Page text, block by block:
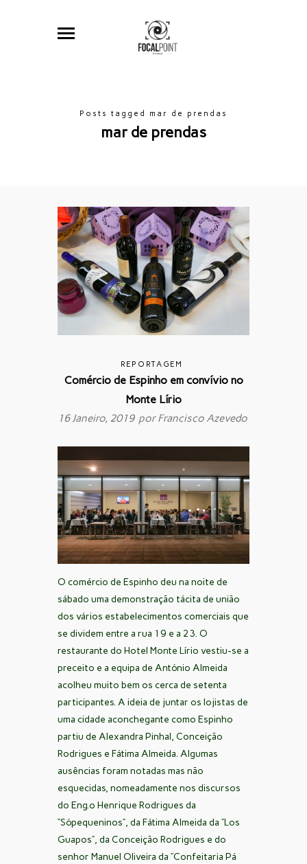
Posts tagged mar de prendas
mar de prendas
REPORTAGEM
Comércio de Espinho em convívio no
Monte Lírio
16 Janeiro, 2019 porFrancisco Azevedo
O comércio de Espinho deu na noite de
sábado uma demonstração tácita de união
dos vários estabelecimentos comerciais que
se dividem entre a rua 19 e a 23. O
restaurante do Hotel Monte Lírio vestiu-se a
preceito e a equipa de António Almeida
acolheu muito bem os cerca de setenta
participantes. A ideia de juntar os lojistas de
uma cidade aconchegante como Espinho
partiu de Alexandra Pinhal, Conceição
Rodrigues e Fátima Almeida. Algumas
ausências foram notadas mas não
esquecidas, nomeadamente nos discursos
do Eng.º Henrique Rodrigues da
“Sópequeninos”, da Fátima Almeida da “Los
Guapos”, da Conceição Rodrigues e do
senhor Manuel Oliveira da “Confeitaria Pá